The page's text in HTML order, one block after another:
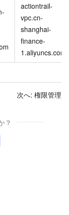
actiontrail-
vpc.cn-
shanghai-
finance-
1.aliyuncs.com
次へ: 権限管理
？